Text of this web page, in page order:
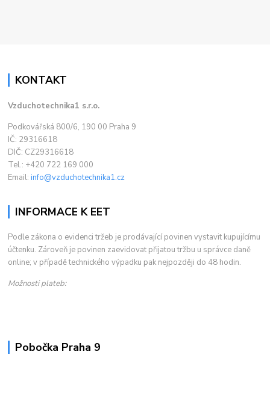
KONTAKT
Vzduchotechnika1 s.r.o.
Podkovářská 800/6, 190 00 Praha 9
IČ: 29316618
DIČ: CZ29316618
Tel.: +420 722 169 000
Email:info@vzduchotechnika1.cz
INFORMACE K EET
Podle zákona o evidenci tržeb je prodávající povinen vystavit kupujícímu
účtenku. Zároveň je povinen zaevidovat přijatou tržbu u správce daně
online; v případě technického výpadku pak nejpozději do 48 hodin.
Možnosti plateb:
Pobočka Praha 9